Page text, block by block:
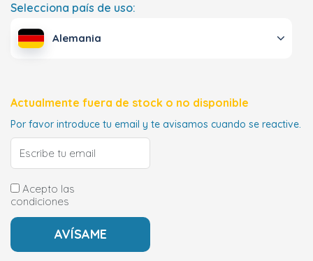
Selecciona país de uso:
Alemania
Actualmente fuera de stock o no disponible
Por favor introduce tu email y te avisamos cuando se reactive.
Acepto las
condiciones